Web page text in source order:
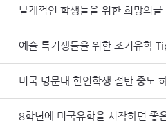
날개꺽인 학생들을 위한 희망의글
예술 특기생들을 위한 조기유학
미국 명문대 한인학생 절반 중도
8학년에 미국유학을 시작하면 좋